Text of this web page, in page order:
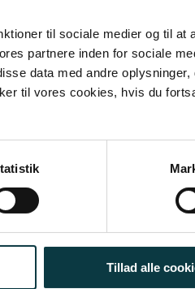
til sociale medier og til at
partnere inden for sociale
data med andre oplysninger,
til vores cookies, hvis du
Tillad alle
ønskede fremtidsbillede